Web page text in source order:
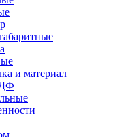
и материал